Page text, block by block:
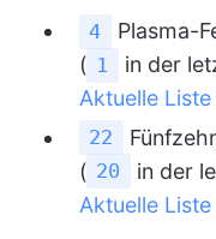
4
Plasma-
( 1
in der
Aktuelle
22
( 20
in der
Aktuelle